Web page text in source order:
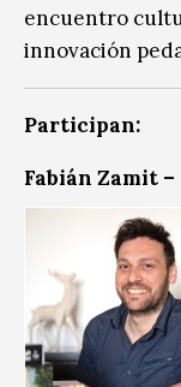
encuentro
innovación
Participan:
Fabián Zamit